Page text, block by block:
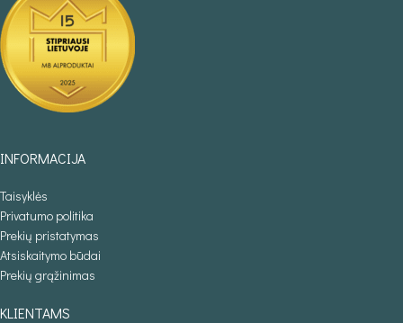
INFORMACIJA
Taisyklės
Privatumo politika
Prekių pristatymas
Atsiskaitymo būdai
Prekių grąžinimas
KLIENTAMS